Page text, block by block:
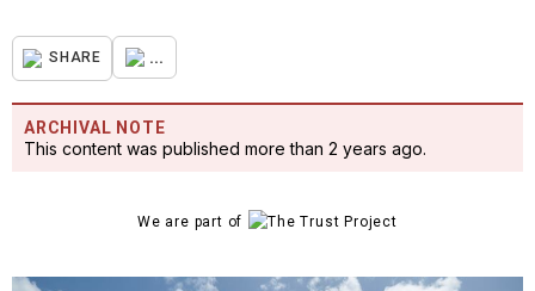
SHARE ...
ARCHIVAL NOTE
This content was published more than 2 years ago.
We are part of